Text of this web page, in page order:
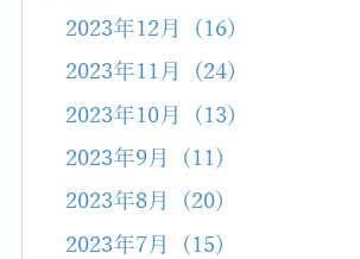
2023年12月 (16)
2023年11月 (24)
2023年10月 (13)
2023年9月 (11)
2023年8月 (20)
2023年7月 (15)